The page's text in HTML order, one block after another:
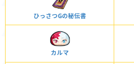
ひっさつGの秘伝書
カルマ